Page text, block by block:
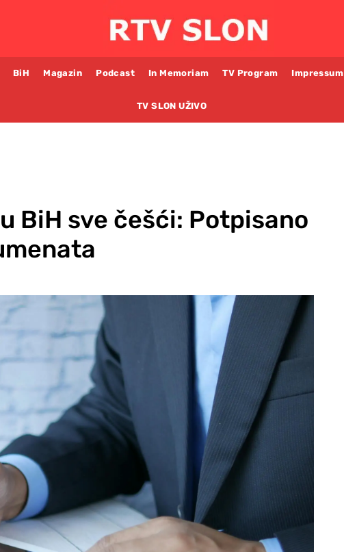
BiH Magazin Podcast In Memoriam TV Program Impressum
TV SLON UŽIVO
BiH sve češći: Potpisano